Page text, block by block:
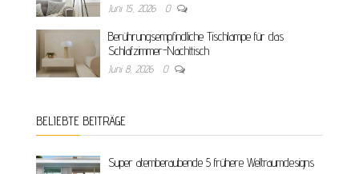
Juni 15, 2026 0
Berührungsempfindliche Tischlampe für das
Schlafzimmer-Nachttisch
Juni 8, 2026 0
BELIEBTE BEITRÄGE
Super atemberaubende 5 frühere Weltraumdesigns